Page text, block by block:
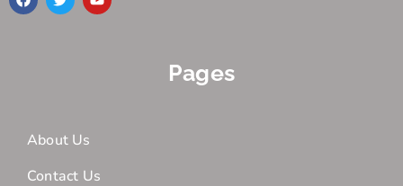
Pages
About Us
Contact Us